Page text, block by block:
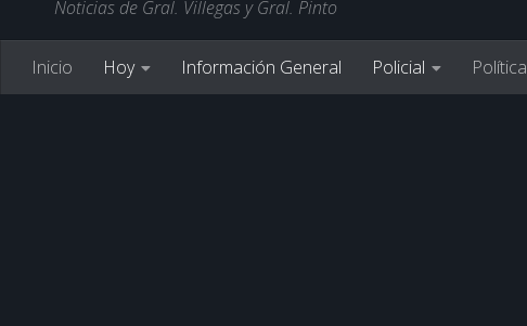
Noticias de Gral. Villegas y Gral. Pinto
Inicio Hoy Información General Policial Política